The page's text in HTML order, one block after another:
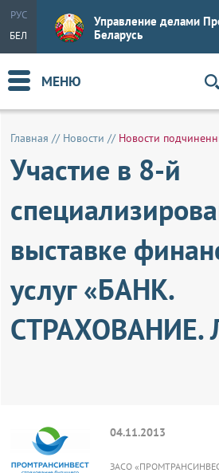
РУС
БЕЛ
Управление делами
Беларусь
МЕНЮ
Главная // Новости // Новости
Участие в 8-й
выставке
услуг «БАНК.
СТРАХОВАНИЕ.
04.11.2013
ЗАСО